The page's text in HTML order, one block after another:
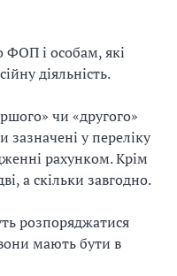
ФОП і особам, які
діяльність.
чи «другого»
зазначені у переліку
рахунком. Крім
а скільки завгодно.
розпоряджатися
мають бути в